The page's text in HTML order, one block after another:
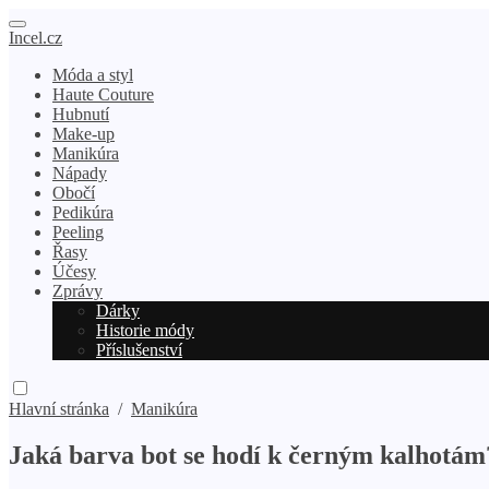
Incel.cz
Móda a styl
Haute Couture
Hubnutí
Make-up
Manikúra
Nápady
Obočí
Pedikúra
Peeling
Řasy
Účesy
Zprávy
Dárky
Historie módy
Příslušenství
Hlavní stránka / Manikúra
Jaká barva bot se hodí k černým